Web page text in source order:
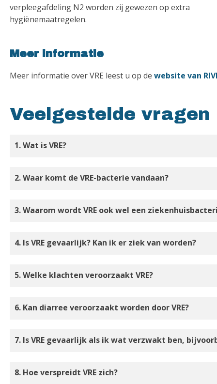
verpleegafdeling N2 worden zij gewezen op extra
hygiënemaatregelen.
Meer informatie
Meer informatie over VRE leest u op de website van
Veelgestelde vragen
1. Wat is VRE?
2. Waar komt de VRE-bacterie vandaan?
3. Waarom wordt VRE ook wel een
4. Is VRE gevaarlijk? Kan ik er ziek van worden?
5. Welke klachten veroorzaakt VRE?
6. Kan diarree veroorzaakt worden door VRE?
7. Is VRE gevaarlijk als ik wat verzwakt ben,
8. Hoe verspreidt VRE zich?